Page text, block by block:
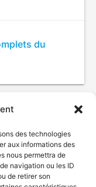
des technologies
aux informations des
nous permettra de
navigation ou les ID
de retirer son
du
2026